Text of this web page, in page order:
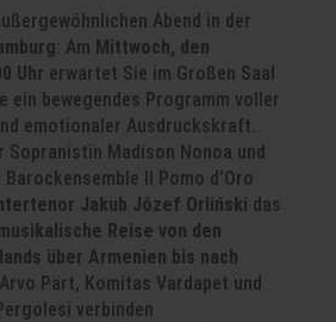
Abend in der
: Am Mittwoch, den
Uhr erwartet Sie im Großen Saal
ein bewegendes Programm voller
emotionaler Ausdruckskraft.
Sopranistin Madison Nonoa und
Il Pomo d’Oro
Jakub Józef Orliński das
Reise von den
über Armenien bis nach
Pärt, Komitas Vardapet und
verbinden